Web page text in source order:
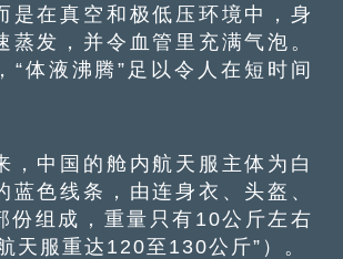
是在真空和极低压环境中，身
蒸发，并令血管里充满气泡。
“体液沸腾”足以令人在短时间
中国的舱内航天服主体为白
蓝色线条，由连身衣、头盔、
份组成，重量只有10公斤左右
天服重达120至130公斤”）。